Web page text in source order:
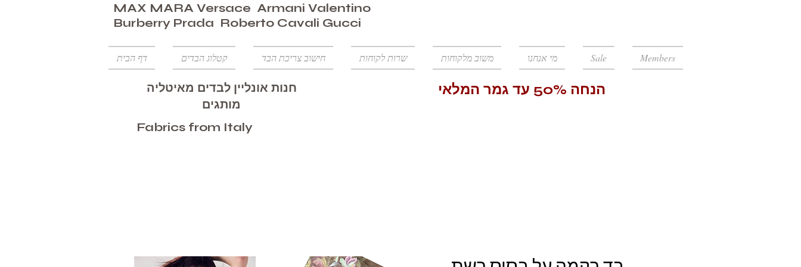
MAX MARA Versace Armani Valentino
Burberry Prada Roberto Cavali Gucci
דף הבית קטלוג הבדים חישוב צריכת הבד שרות לקוחות משוב מלקוחות מי אנחנו Sale Members
חנות אונליין לבדים מאיטליה
מותגים
Fabrics from Italy